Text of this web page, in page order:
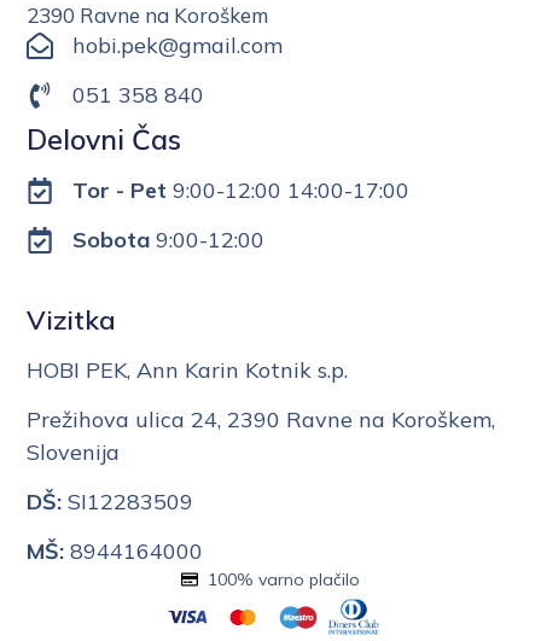
2390 Ravne na Koroškem
hobi.pek@gmail.com
051 358 840
Delovni Čas
Tor - Pet 9:00-12:00 14:00-17:00
Sobota9:00-12:00
Vizitka
HOBI PEK, Ann Karin Kotnik s.p.
Prežihova ulica 24, 2390 Ravne na Koroškem,
Slovenija
DŠ: SI12283509
MŠ: 8944164000
100% varno plačilo